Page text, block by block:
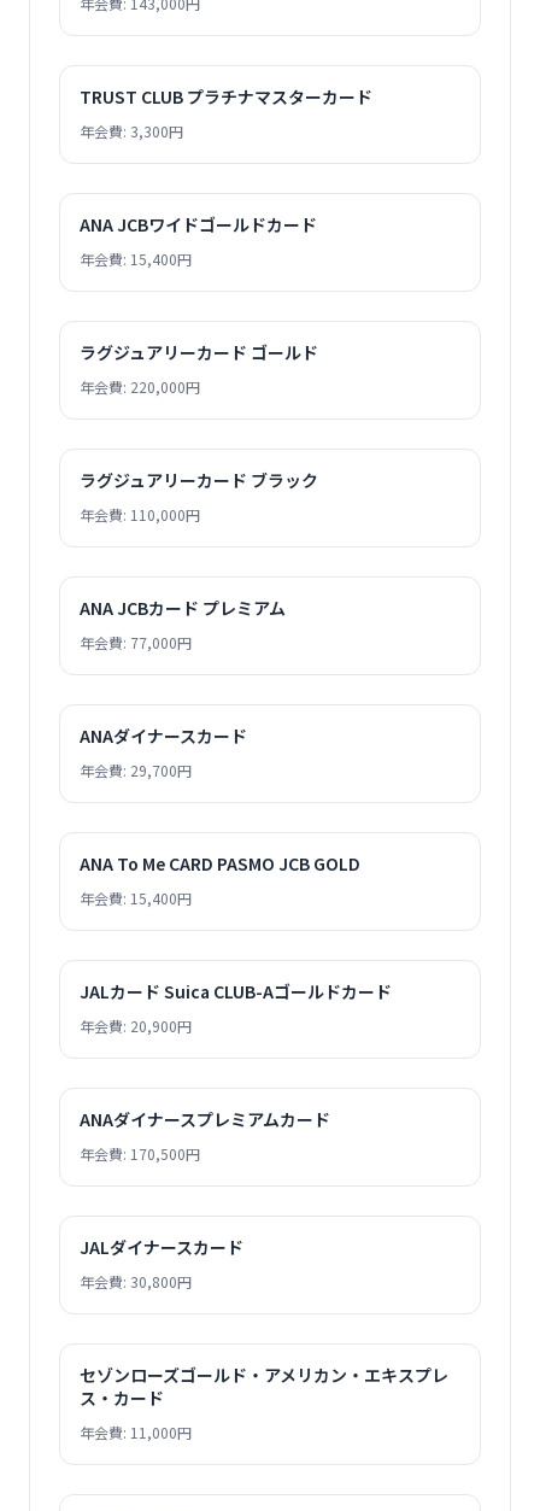
TRUST CLUB プラチナマスターカード
年会費: 3,300円
ANA JCBワイドゴールドカード
年会費: 15,400円
ラグジュアリーカード ゴールド
年会費: 220,000円
ラグジュアリーカード ブラック
年会費: 110,000円
ANA JCBカード プレミアム
年会費: 77,000円
ANAダイナースカード
年会費: 29,700円
ANA To Me CARD PASMO JCB GOLD
年会費: 15,400円
JALカード Suica CLUB-Aゴールドカード
年会費: 20,900円
ANAダイナースプレミアムカード
年会費: 170,500円
JALダイナースカード
年会費: 30,800円
セゾンローズゴールド・アメリカン・エキスプレ
ス・カード
年会費: 11,000円